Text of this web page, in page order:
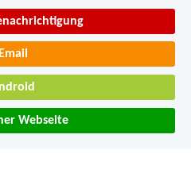
Email
Webseite